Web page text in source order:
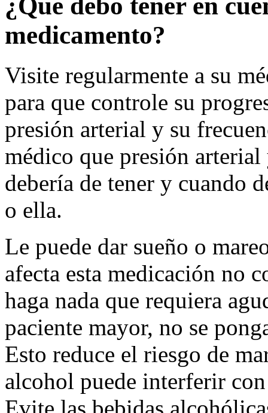
¿Qué debo tener en
medicamento?
Visite regularmente a su
para que controle su
presión arterial y su
médico que presión
debería de tener y cuando
o ella.
Le puede dar sueño o
afecta esta medicación no
haga nada que requiera
paciente mayor, no se
Esto reduce el riesgo de
alcohol puede interferir